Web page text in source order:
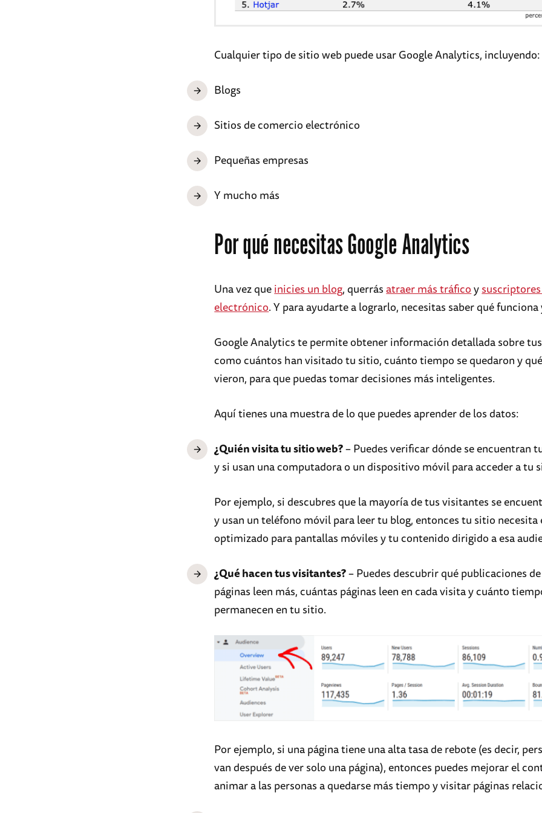
Cualquier tipo de sitio web puede usar Google Analytics, incluyendo:
Blogs
Sitios de comercio electrónico
Pequeñas empresas
Y mucho más
Por qué necesitas Google Analytics
Una vez queinicies un blog, querrásatraer más tráficoy
electrónico. Y para ayudarte a lograrlo, necesitas saber qué funciona
Google Analytics te permite obtener información detallada sobre
como cuántos han visitado tu sitio, cuánto tiempo se quedaron y
vieron, para que puedas tomar decisiones más inteligentes.
Aquí tienes una muestra de lo que puedes aprender de los datos:
¿Quién visita tu sitio web?– Puedes verificar dónde se encuentran
y si usan una computadora o un dispositivo móvil para acceder a tu
Por ejemplo, si descubres que la mayoría de tus visitantes se
y usan un teléfono móvil para leer tu blog, entonces tu sitio necesita
optimizado para pantallas móviles y tu contenido dirigido a esa
¿Qué hacen tus visitantes?– Puedes descubrir qué publicaciones
páginas leen más, cuántas páginas leen en cada visita y cuánto
permanecen en tu sitio.
Por ejemplo, si una página tiene una alta tasa de rebote (es decir,
van después de ver solo una página), entonces puedes mejorar el
animar a las personas a quedarse más tiempo y visitar páginas